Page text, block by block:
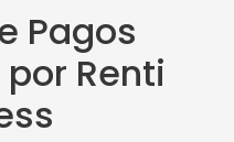
Pagos
Renti